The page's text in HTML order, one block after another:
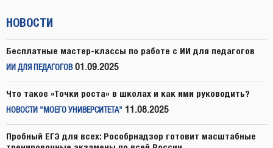
НОВОСТИ
Бесплатные мастер-классы по работе с ИИ для педагогов
ИИ ДЛЯ ПЕДАГОГОВ 01.09.2025
Что такое «Точки роста» в школах и как ими руководить?
НОВОСТИ "МОЕГО УНИВЕРСИТЕТА" 11.08.2025
Пробный ЕГЭ для всех: Рособрнадзор готовит масштабные